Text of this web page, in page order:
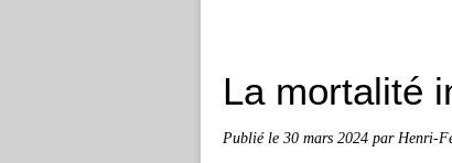
La mortalité
Publié le 30 mars 2024 par Henri-